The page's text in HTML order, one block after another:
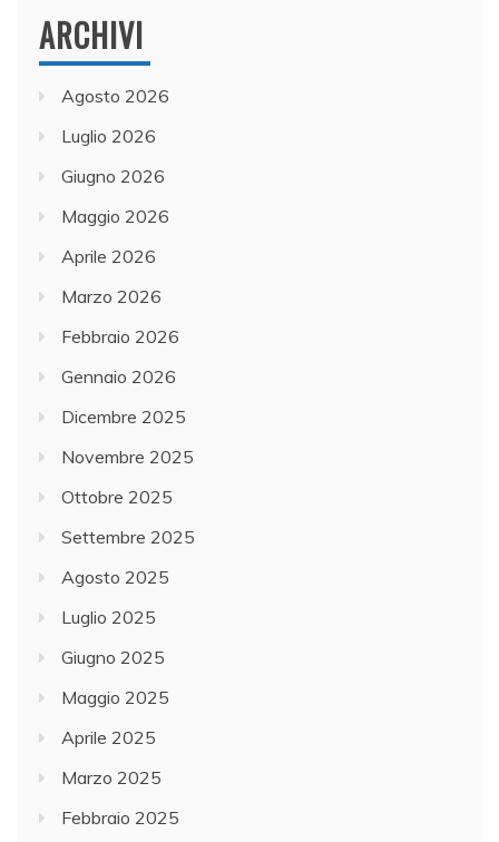
ARCHIVI
Agosto 2026
Luglio 2026
Giugno 2026
Maggio 2026
Aprile 2026
Marzo 2026
Febbraio 2026
Gennaio 2026
Dicembre 2025
Novembre 2025
Ottobre 2025
Settembre 2025
Agosto 2025
Luglio 2025
Giugno 2025
Maggio 2025
Aprile 2025
Marzo 2025
Febbraio 2025